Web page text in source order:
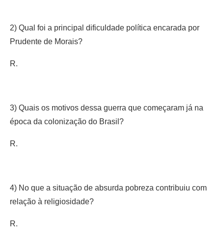
2) Qual foi a principal dificuldade política encarada por
Prudente de Morais?
R.
3) Quais os motivos dessa guerra que começaram já na
época da colonização do Brasil?
R.
4) No que a situação de absurda pobreza contribuiu com
relação à religiosidade?
R.